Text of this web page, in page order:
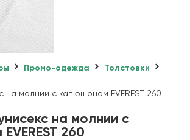
Промо-одежда
Толстовки
на молнии с капюшоном EVEREST 260
на молнии с
260